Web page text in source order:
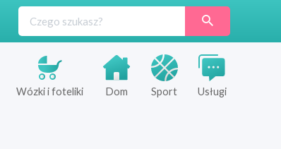
Wózki i foteliki Dom Sport Usługi